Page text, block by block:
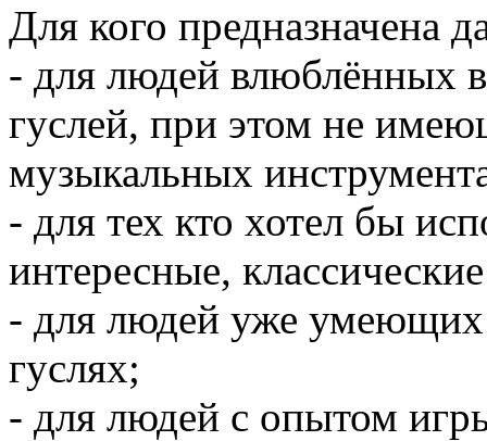
Для кого предназначена
- для людей влюблённых
гуслей, при этом не
музыкальных
- для тех кто хотел бы
интересные,
- для людей уже
гуслях;
- для людей с опытом